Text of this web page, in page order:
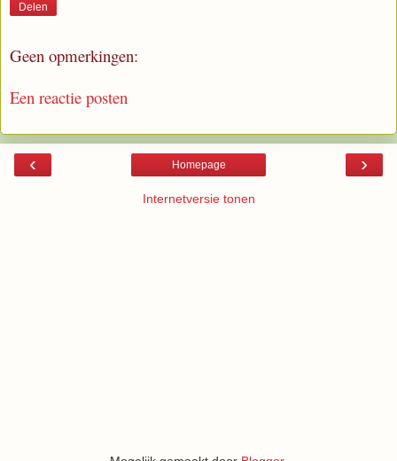
Delen
Geen opmerkingen:
Een reactie posten
‹ ›
Homepage
Internetversie tonen